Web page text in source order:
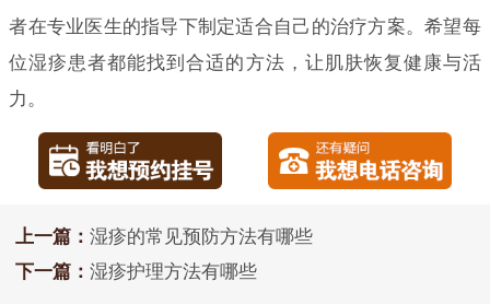
者在专业医生的指导下制定适合自己的治疗方案。希望每
位湿疹患者都能找到合适的方法，让肌肤恢复健康与活
力。
上一篇： 湿疹的常见预防方法有哪些
下一篇： 湿疹护理方法有哪些